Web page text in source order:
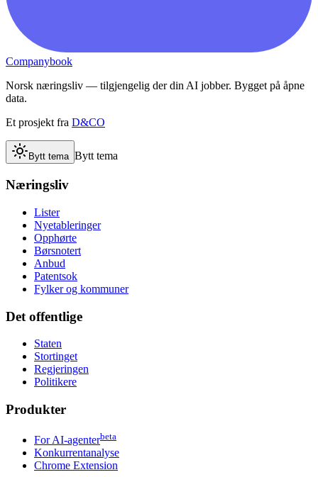
Companybook
Norsk næringsliv — tilgjengelig der din AI jobber. Bygget på åpne
data.
Et prosjekt fra D&CO
Bytt tema Bytt tema
Næringsliv
Lister
Nyetableringer
Opphørte
Børsnotert
Anbud
Patentsok
Fylker og kommuner
Det offentlige
Staten
Stortinget
Regjeringen
Politikere
Produkter
For AI-agenterbeta
Konkurrentanalyse
Chrome Extension